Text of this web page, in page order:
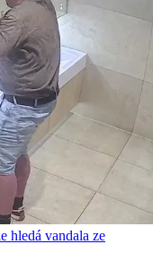
hledá vandala ze